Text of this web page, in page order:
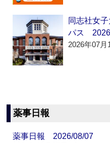
同志社女
パス
2026年07月
薬事日報
薬事日報 2026/08/07